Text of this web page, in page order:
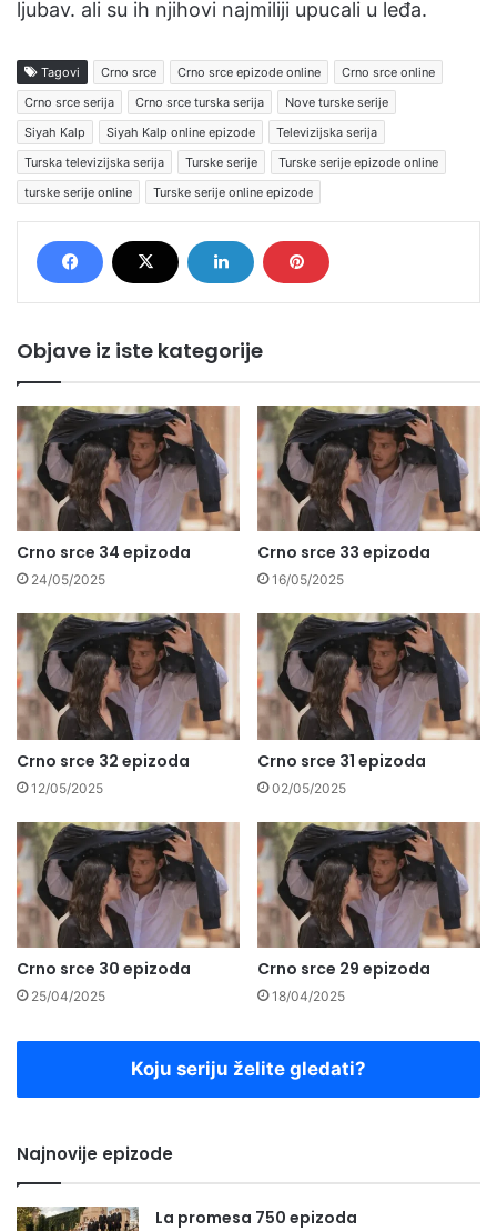
ljubav. ali su ih njihovi najmiliji upucali u leđa.
Tagovi Crno srce Crno srce epizode online
Crno srce online
Crno srce serija
Crno srce turska serija
Nove turske serije
Siyah Kalp
Siyah Kalp online epizode
Televizijska serija
Turska televizijska serija
Turske serije
Turske serije epizode online
turske serije online
Turske serije online epizode
Objave iz iste kategorije
Crno srce 34 epizoda
24/05/2025
Crno srce 33 epizoda
16/05/2025
Crno srce 32 epizoda
12/05/2025
Crno srce 31 epizoda
02/05/2025
Crno srce 30 epizoda
25/04/2025
Crno srce 29 epizoda
18/04/2025
Koju seriju želite gledati?
Najnovije epizode
La promesa 750 epizoda